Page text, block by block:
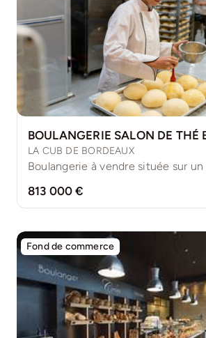
LA CUB DE BORDEAUX
813 000 €
Fond de commerce